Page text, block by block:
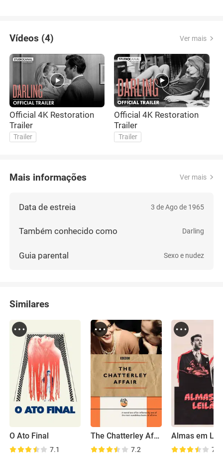
Vídeos (4) Ver mais
Official 4K Restoration
Trailer
Trailer
Official 4K Restoration
Trailer
Trailer
Mais informações Ver mais
Data de estreia 3 de Ago de 1965
Também conhecido como Darling
Guia parental Sexo e nudez
Similares
O Ato Final
7.1
The Chatterley Affair
7.2
Almas em
7.5